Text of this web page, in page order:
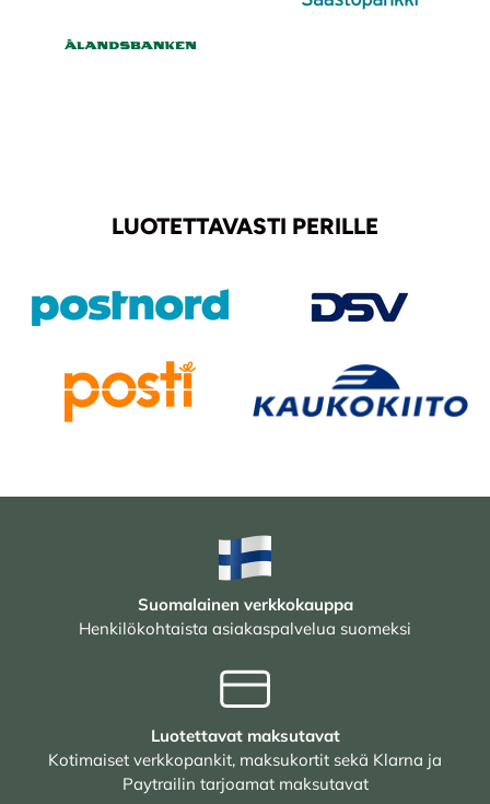
LUOTETTAVASTI PERILLE
Suomalainen verkkokauppa
Henkilökohtaista asiakaspalvelua suomeksi
Luotettavat maksutavat
Kotimaiset verkkopankit, maksukortit sekä Klarna ja
Paytrailin tarjoamat maksutavat